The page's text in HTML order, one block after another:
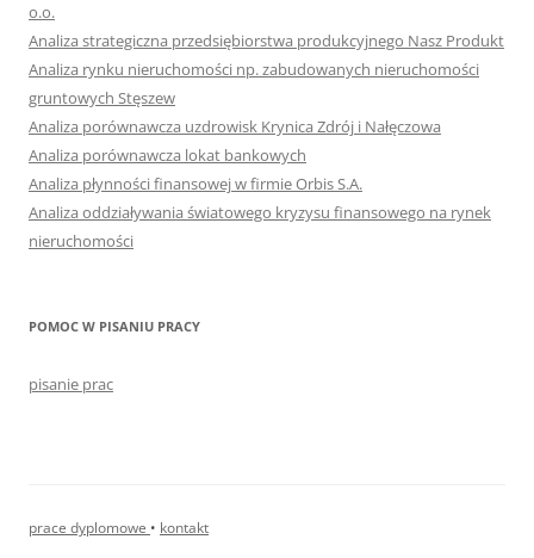
o.o.
Analiza strategiczna przedsiębiorstwa produkcyjnego Nasz Produkt
Analiza rynku nieruchomości np. zabudowanych nieruchomości
gruntowych Stęszew
Analiza porównawcza uzdrowisk Krynica Zdrój i Nałęczowa
Analiza porównawcza lokat bankowych
Analiza płynności finansowej w firmie Orbis S.A.
Analiza oddziaływania światowego kryzysu finansowego na rynek
nieruchomości
POMOC W PISANIU PRACY
pisanie prac
prace dyplomowe • kontakt